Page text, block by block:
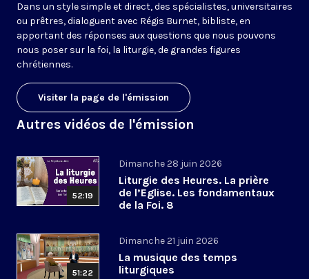
Dans un style simple et direct, des spécialistes, universitaires
ou prêtres, dialoguent avec Régis Burnet, bibliste, en
apportant des réponses aux questions que nous pouvons
nous poser sur la foi, la liturgie, de grandes figures
chrétiennes.
Visiter la page de l'émission
Autres vidéos de l'émission
52:19
Dimanche 28 juin 2026
Liturgie des Heures. La prière
de l’Eglise. Les fondamentaux
de la Foi. 8
51:22
Dimanche 21 juin 2026
La musique des temps
liturgiques